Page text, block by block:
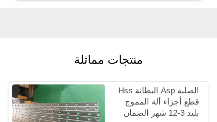
POLICY
منتجات مماثلة
الصلبة Asp البطانة Hss
قطع أجزاء آلة المموج
بليد 3-12 شهر الضمان